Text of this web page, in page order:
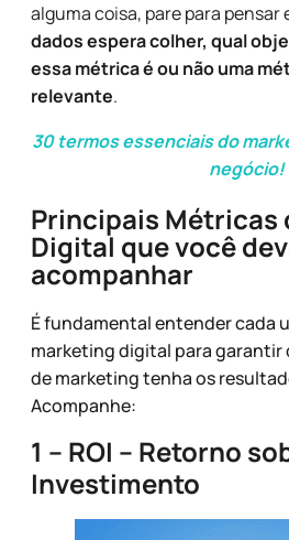
alguma coisa, pare para pensar
dados espera colher, qual
essa métrica é ou não uma
relevante.
30 termos essenciais do
negócio!
Principais Métricas
Digital que você
acompanhar
É fundamental entender cada
marketing digital para garantir
de marketing tenha os
Acompanhe:
1 – ROI – Retorno
Investimento